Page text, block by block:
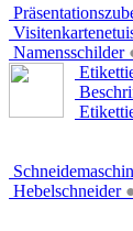
Namensschilder
Hebelschneider